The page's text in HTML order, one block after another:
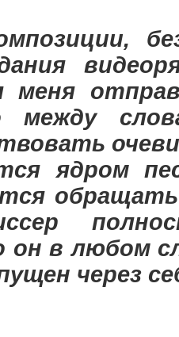
меня
между
ядром
он в любом
через